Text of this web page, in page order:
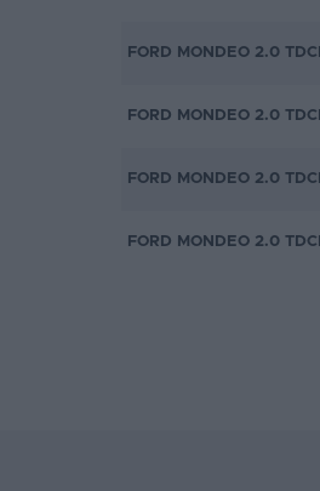
FORD MONDEO 2.0
FORD MONDEO 2.0
FORD MONDEO 2.0
FORD MONDEO 2.0